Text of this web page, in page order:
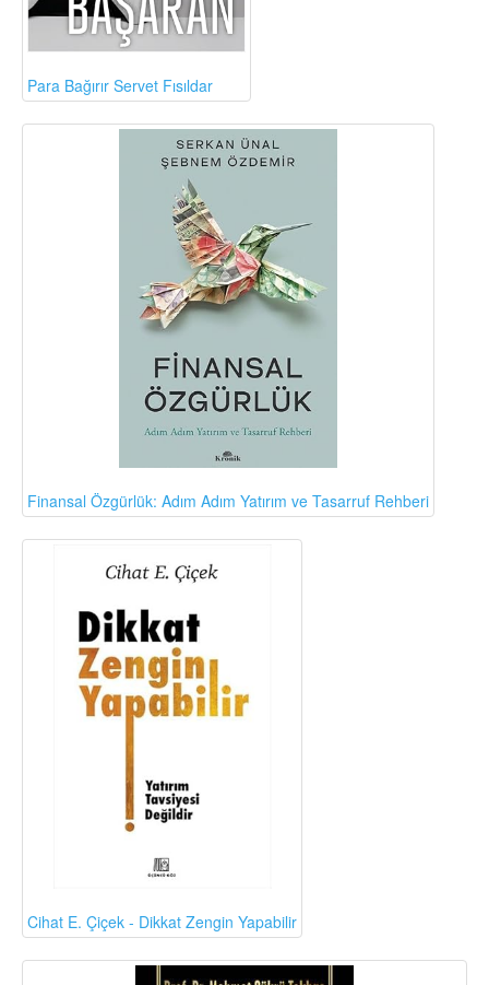
Para Bağırır Servet Fısıldar
Finansal Özgürlük: Adım Adım Yatırım ve Tasarruf Rehberi
Cihat E. Çiçek - Dikkat Zengin Yapabilir